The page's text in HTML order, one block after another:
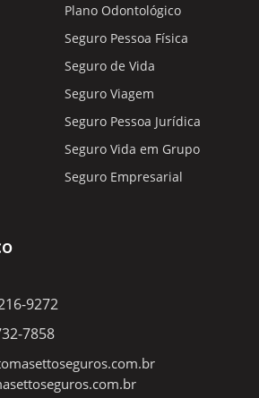
Plano Odontológico
Seguro Pessoa Física
Seguro de Vida
Seguro Viagem
Seguro Pessoa Jurídica
Seguro Vida em Grupo
Seguro Empresarial
9272
7858